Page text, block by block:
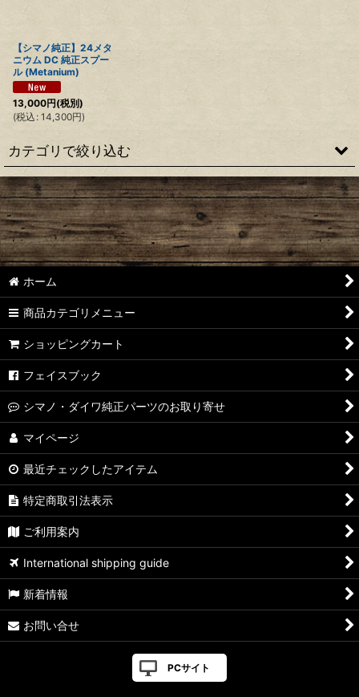
【シマノ純正】24メタ
ニウム DC 純正スプー
ル (Metanium)
13,000円(税別)
(税込 : 14,300円)
カテゴリで絞り込む
【シマノ】22アルデバラン BFS［ALDEBARAN］純正パーツリ
スト
【シマノ】18アルデバラン MGL［ALDEBARAN］純正パーツ
リスト
【シマノ】16アルデバラン BFS/BFS XG［ALDEBARAN］純正
パーツリスト
【シマノ】22メタニウム シャローエディション
【シマノ】20メタニウム［Metanium］純正パーツリスト
【シマノ】16メタニウム MGL［Metanium］純正パーツリスト
【シマノ】13メタニウム［Metanium］純正パーツリスト
【シマノ】15メタニウム DC［Metanium］純正パーツリスト
【シマノ】07-08メタニウム Mｇ/MgDC［Metanium］純正パ
ーツリスト
【シマノ】21アンタレス DC［ANTARES］純正パーツリスト
【シマノ】22バンタム［BANTAM MGL］純正パーツリスト
【シマノ】05メタニウム XT［Metanium］純正パーツリスト
【シマノ】19アンタレス［ANTARES］純正パーツリスト
ホーム
商品カテゴリメニュー
ショッピングカート
フェイスブック
シマノ・ダイワ純正パーツのお取り寄せ
マイページ
最近チェックしたアイテム
特定商取引法表示
ご利用案内
International shipping guide
新着情報
お問い合せ
PCサイト